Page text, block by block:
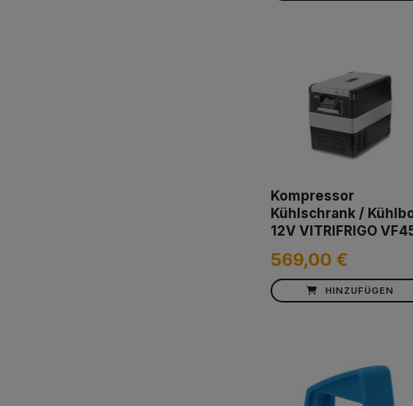
Kompressor
Kühlschrank /
12V VITRIFRIGO
569,00 €
HINZUFÜGEN